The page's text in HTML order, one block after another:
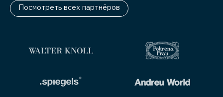
Посмотреть всех партнёров